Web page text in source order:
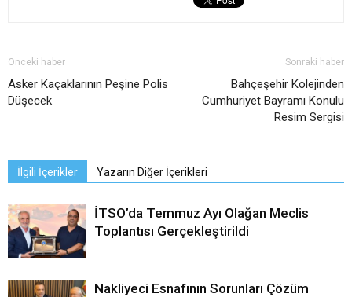
Önceki haber
Asker Kaçaklarının Peşine Polis
Düşecek
Sonraki haber
Bahçeşehir Kolejinden
Cumhuriyet Bayramı Konulu
Resim Sergisi
İlgili İçerikler Yazarın Diğer İçerikleri
İTSO’da Temmuz Ayı Olağan Meclis
Toplantısı Gerçekleştirildi
Nakliyeci Esnafının Sorunları Çözüm